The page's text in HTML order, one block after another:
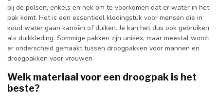
bij de polsen, enkels en nek om te voorkomen dat er water in het
pak komt. Het is een essentieel kledingstuk voor mensen die in
koud water gaan kanoën of duiken. Je kan het dus ook gebruiken
als duikkleding. Sommige pakken zijn unisex, maar meestal wordt
er onderscheid gemaakt tussen droogpakken voor mannen en
droogpakken voor vrouwen.
Welk materiaal voor een droogpak is het
beste?